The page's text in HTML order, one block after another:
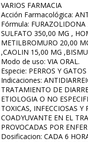
VARIOS FARMACIA
Acción Farmacológica:
Fórmula:
SULFATO 350,00 MG ,
METILBROMURO 20,00
,CAOLIN 15,00 MG
Modo de uso: VIA ORAL.
Especie: PERROS Y GATOS
Indicaciones:
TRATAMIENTO DE
ETIOLOGIA O NO
TOXICAS, INFECCIOSAS Y
COADYUVANTE EN EL
PROVOCADAS POR
Dosificacion: CADA 6